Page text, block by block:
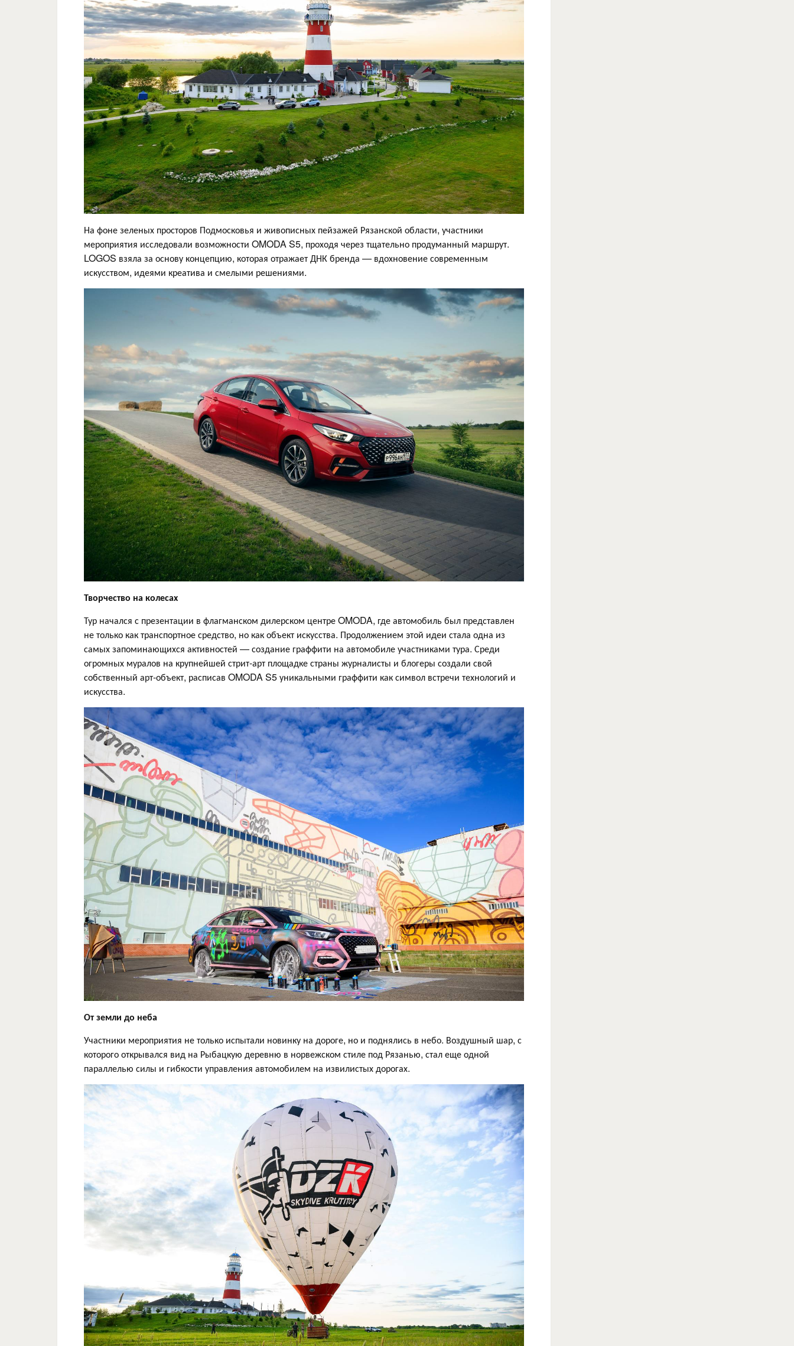
На фоне зеленых просторов Подмосковья и живописных пейзажей Рязанской области, участники
мероприятия исследовали возможности OMODA S5, проходя через тщательно продуманный маршрут.
LOGOS взяла за основу концепцию, которая отражает ДНК бренда — вдохновение современным
искусством, идеями креатива и смелыми решениями.
Творчество на колесах
Тур начался с презентации в флагманском дилерском центре OMODA, где автомобиль был представлен
не только как транспортное средство, но как объект искусства. Продолжением этой идеи стала одна из
самых запоминающихся активностей — создание граффити на автомобиле участниками тура. Среди
огромных муралов на крупнейшей стрит-арт площадке страны журналисты и блогеры создали свой
собственный арт-объект, расписав OMODA S5 уникальными граффити как символ встречи технологий и
искусства.
От земли до неба
Участники мероприятия не только испытали новинку на дороге, но и поднялись в небо. Воздушный шар, с
которого открывался вид на Рыбацкую деревню в норвежском стиле под Рязанью, стал еще одной
параллелью силы и гибкости управления автомобилем на извилистых дорогах.